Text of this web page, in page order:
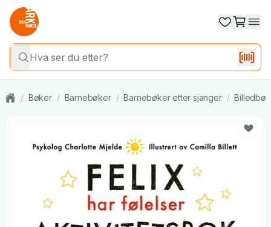
/ Bøker / Barnebøker / Barnebøker etter sjanger /